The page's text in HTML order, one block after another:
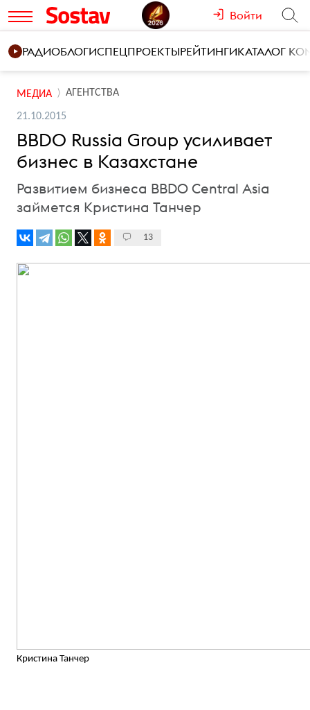
Войти
РАДИОБЛОГИСПЕЦПРОЕКТЫРЕЙТИНГИКАТАЛОГ
МЕДИА АГЕНТСТВА
21.10.2015
BBDO Russia Group усиливает
бизнес в Казахстане
Развитием бизнеса BBDO Central Asia
займется Кристина Танчер
13
Кристина Танчер